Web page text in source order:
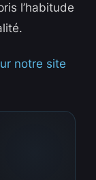
l’habitude
notre site